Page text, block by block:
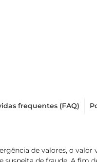
frequentes (FAQ)
de valores, o